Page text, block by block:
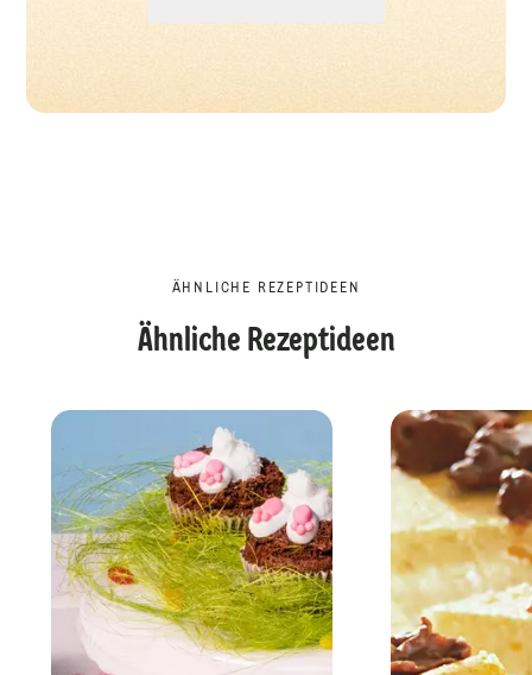
ÄHNLICHE REZEPTIDEEN
Ähnliche Rezeptideen